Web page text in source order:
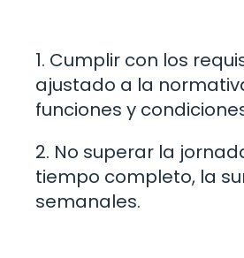
1. Cumplir con los
ajustado a la
funciones y
2. No superar la
tiempo completo, la
semanales.